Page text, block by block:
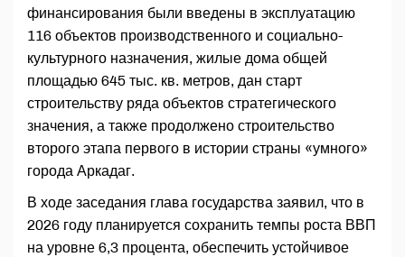
финансирования были введены в эксплуатацию
116 объектов производственного и социально-
культурного назначения, жилые дома общей
площадью 645 тыс. кв. метров, дан старт
строительству ряда объектов стратегического
значения, а также продолжено строительство
второго этапа первого в истории страны «умного»
города Аркадаг.
В ходе заседания глава государства заявил, что в
2026 году планируется сохранить темпы роста ВВП
на уровне 6,3 процента, обеспечить устойчивое